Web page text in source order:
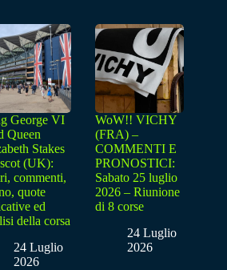
George VI
Queen
Stakes
(UK):
commenti,
quote
ed
della corsa
24 Luglio
2026
WoW!! VICHY
(FRA) –
COMMENTI E
PRONOSTICI:
Sabato 25 luglio
2026 – Riunione
di 8 corse
24 Luglio
2026